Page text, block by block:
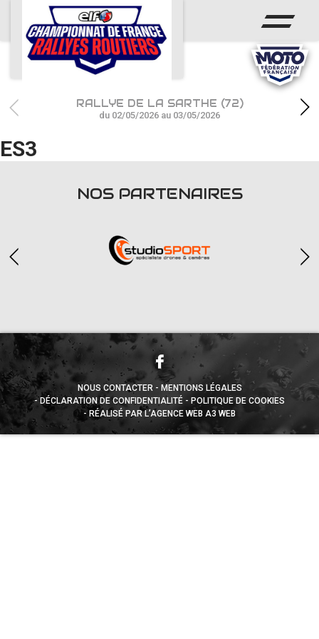
ACCUEIL
ACTUS
CALENDRIER
CHAMPIONNAT
RÉSULTATS
RALLYE DE LA SARTHE (72)
du 02/05/2026 au 03/05/2026
ES3
NOS PARTENAIRES
NOUS CONTACTER
MENTIONS LÉGALES
DÉCLARATION DE CONFIDENTIALITÉ
POLITIQUE DE COOKIES
RÉALISÉ PAR L’AGENCE WEB A3 WEB